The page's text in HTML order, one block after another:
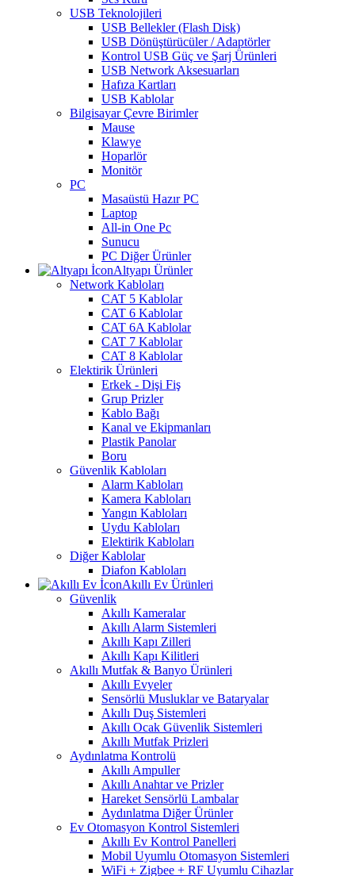
USB Teknolojileri
USB Bellekler (Flash Disk)
USB Dönüştürücüler / Adaptörler
Kontrol USB Güç ve Şarj Ürünleri
USB Network Aksesuarları
Hafıza Kartları
USB Kablolar
Bilgisayar Çevre Birimler
Mause
Klawye
Hoparlör
Monitör
PC
Masaüstü Hazır PC
Laptop
All-in One Pc
Sunucu
PC Diğer Ürünler
Altyapı Ürünler
Network Kabloları
CAT 5 Kablolar
CAT 6 Kablolar
CAT 6A Kablolar
CAT 7 Kablolar
CAT 8 Kablolar
Elektirik Ürünleri
Erkek - Dişi Fiş
Grup Prizler
Kablo Bağı
Kanal ve Ekipmanları
Plastik Panolar
Boru
Güvenlik Kabloları
Alarm Kabloları
Kamera Kabloları
Yangın Kabloları
Uydu Kabloları
Elektirik Kabloları
Diğer Kablolar
Diafon Kabloları
Akıllı Ev Ürünleri
Güvenlik
Akıllı Kameralar
Akıllı Alarm Sistemleri
Akıllı Kapı Zilleri
Akıllı Kapı Kilitleri
Akıllı Mutfak & Banyo Ürünleri
Akıllı Evyeler
Sensörlü Musluklar ve Bataryalar
Akıllı Duş Sistemleri
Akıllı Ocak Güvenlik Sistemleri
Akıllı Mutfak Prizleri
Aydınlatma Kontrolü
Akıllı Ampuller
Akıllı Anahtar ve Prizler
Hareket Sensörlü Lambalar
Aydınlatma Diğer Ürünler
Ev Otomasyon Kontrol Sistemleri
Akıllı Ev Kontrol Panelleri
Mobil Uyumlu Otomasyon Sistemleri
WiFi + Zigbee + RF Uyumlu Cihazlar